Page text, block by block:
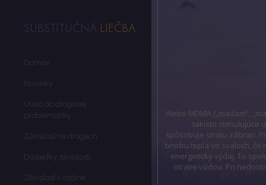
SUBSTITUČNÁ LIEČBA
Domov
Novinky
Úvod do drogovej
problematiky
Závislosť na drogách
Dôsledky závislosti
Závislosť v rodine
Alebo MDMA („madam“,
takisto stimulujúce
spôsobuje stratu zábran.
tvorbu tepla vo svaloch, čo
energetický výdaj. To
otrave vodou. Pri